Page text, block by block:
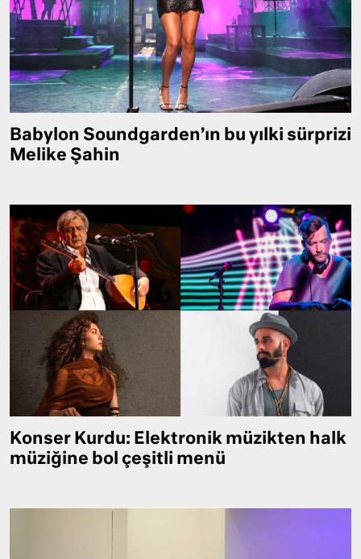
Babylon Soundgarden’ın bu yılki sürprizi
Melike Şahin
Konser Kurdu: Elektronik müzikten halk
müziğine bol çeşitli menü